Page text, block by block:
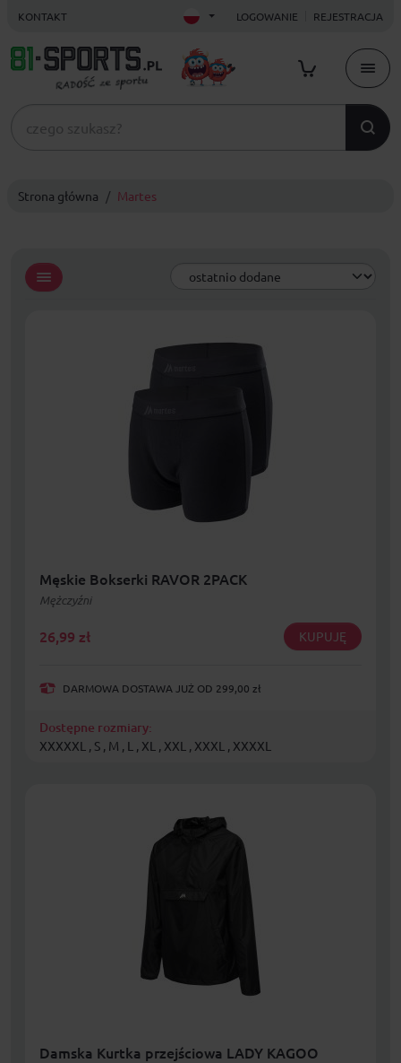
KONTAKT LOGOWANIE REJESTRACJA
Strona główna Martes
Męskie Bokserki RAVOR 2PACK
Mężczyźni
26,99 zł KUPUJĘ
DARMOWA DOSTAWA JUŻ OD 299,00 zł
Dostępne rozmiary:
XXXXXL , S , M , L , XL , XXL , XXXL , XXXXL
Damska Kurtka przejściowa LADY KAGOO